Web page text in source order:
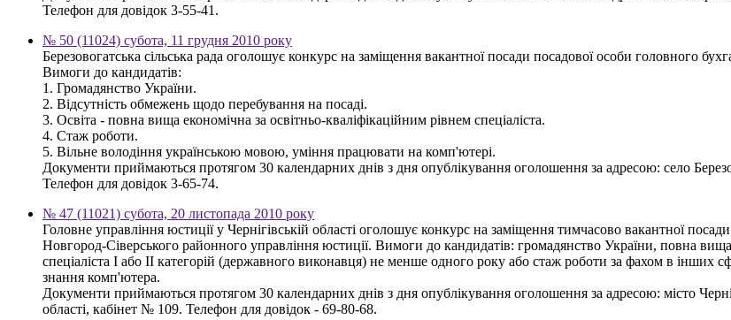
Телефон для довідок 3-55-41.
№ 50 (11024) субота, 11 грудня 2010 року
Березовогатська сільська рада оголошує конкурс на заміщення вакантної посади посадової особи головного
Вимоги до кандидатів:
1. Громадянство України.
2. Відсутність обмежень щодо перебування на посаді.
3. Освіта - повна вища економічна за освітньо-кваліфікаційним рівнем спеціаліста.
4. Стаж роботи.
5. Вільне володіння українською мовою, уміння працювати на комп'ютері.
Документи приймаються протягом 30 календарних днів з дня опублікування оголошення за адресою: село
Телефон для довідок 3-65-74.
№ 47 (11021) субота, 20 листопада 2010 року
Головне управління юстиції у Чернігівській області оголошує конкурс на заміщення тимчасово вакантної
Новгород-Сіверського районного управління юстиції. Вимоги до кандидатів: громадянство України, повна
спеціаліста І або ІІ категорій (державного виконавця) не менше одного року або стаж роботи за фахом в
знання комп'ютера.
Документи приймаються протягом 30 календарних днів з дня опублікування оголошення за адресою: місто
області, кабінет № 109. Телефон для довідок - 69-80-68.